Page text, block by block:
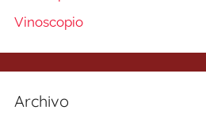
Vinoscopio
Archivo